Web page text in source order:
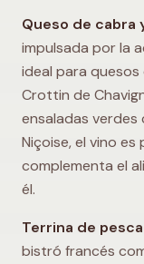
Queso de cabra
impulsada por la
ideal para
Crottin de
ensaladas verdes
Niçoise, el vino
complementa el
él.
Terrina de
bistró francés